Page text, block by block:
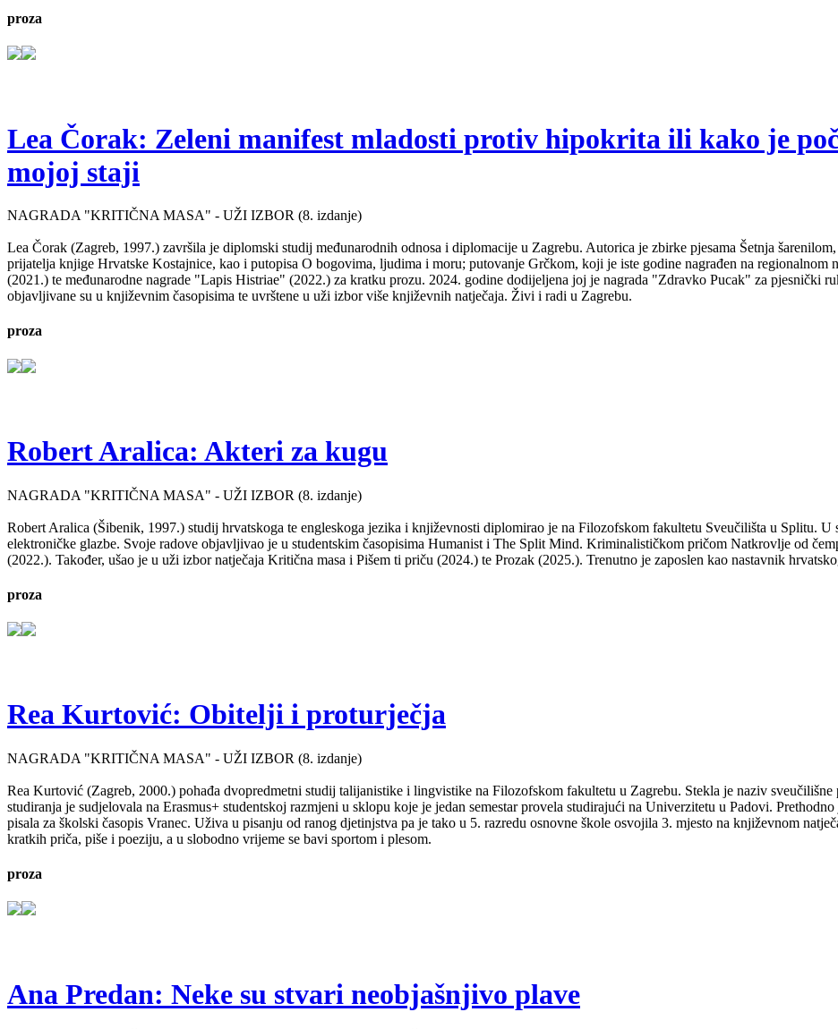
proza
Lea Čorak: Zeleni manifest mladosti protiv hipokrita ili kako je
mojoj staji
NAGRADA "KRITIČNA MASA" - UŽI IZBOR (8. izdanje)
Lea Čorak (Zagreb, 1997.) završila je diplomski studij međunarodnih odnosa i diplomacije u Zagrebu. Autorica je zbirke pjesama Šetnja
prijatelja knjige Hrvatske Kostajnice, kao i putopisa O bogovima, ljudima i moru; putovanje Grčkom, koji je iste godine nagrađen na
(2021.) te međunarodne nagrade "Lapis Histriae" (2022.) za kratku prozu. 2024. godine dodijeljena joj je nagrada "Zdravko Pucak" za pjesnički
objavljivane su u književnim časopisima te uvrštene u uži izbor više književnih natječaja. Živi i radi u Zagrebu.
proza
Robert Aralica: Akteri za kugu
NAGRADA "KRITIČNA MASA" - UŽI IZBOR (8. izdanje)
Robert Aralica (Šibenik, 1997.) studij hrvatskoga te engleskoga jezika i književnosti diplomirao je na Filozofskom fakultetu Sveučilišta u Splitu.
elektroničke glazbe. Svoje radove objavljivao je u studentskim časopisima Humanist i The Split Mind. Kriminalističkom pričom Natkrovlje od
(2022.). Također, ušao je u uži izbor natječaja Kritična masa i Pišem ti priču (2024.) te Prozak (2025.). Trenutno je zaposlen kao nastavnik
proza
Rea Kurtović: Obitelji i proturječja
NAGRADA "KRITIČNA MASA" - UŽI IZBOR (8. izdanje)
Rea Kurtović (Zagreb, 2000.) pohađa dvopredmetni studij talijanistike i lingvistike na Filozofskom fakultetu u Zagrebu. Stekla je naziv
studiranja je sudjelovala na Erasmus+ studentskoj razmjeni u sklopu koje je jedan semestar provela studirajući na Univerzitetu u Padovi.
pisala za školski časopis Vranec. Uživa u pisanju od ranog djetinjstva pa je tako u 5. razredu osnovne škole osvojila 3. mjesto na književnom
kratkih priča, piše i poeziju, a u slobodno vrijeme se bavi sportom i plesom.
proza
Ana Predan: Neke su stvari neobjašnjivo plave